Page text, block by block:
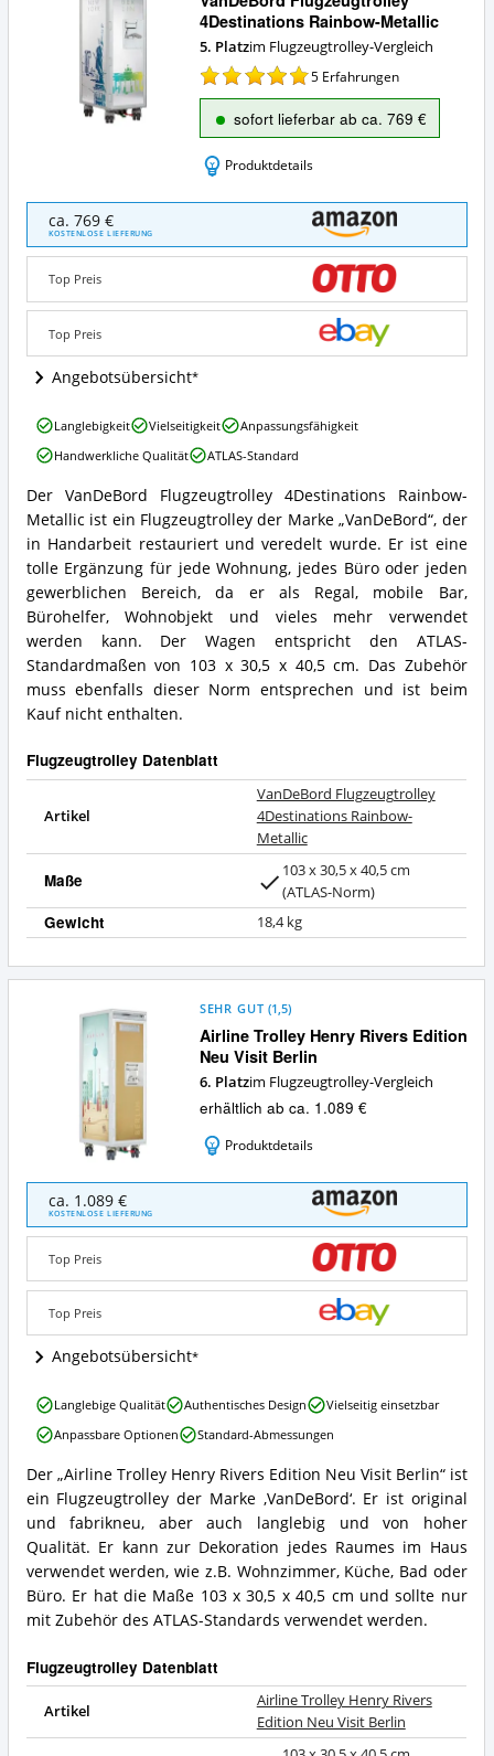
4Destinations Rainbow-Metallic
5. Platzim Flugzeugtrolley-Vergleich
5 Erfahrungen
sofort lieferbar ab ca. 769 €
Produktdetails
VanDeBord
Flugzeugtrolley
4Destinations
Rainbow-
Metallic
Angebote:
ist
Flugzeugtrolley
erhältlich?
ca. 769 €
KOSTENLOSE LIEFERUNG
Top Preis
Top Preis
Angebotsübersicht
VanDeBord
Flugzeugtrolley
4Destinations
Rainbow-
Metallic
Zusammenfassung:
Was
bietet
Flugzeugtrolley?
Der VanDeBord Flugzeugtrolley 4Destinations Rainbow-
Metallic ist ein Flugzeugtrolley der Marke „VanDeBord“, der
in Handarbeit restauriert und veredelt wurde. Er ist eine
tolle Ergänzung für jede Wohnung, jedes Büro oder jeden
gewerblichen Bereich, da er als Regal, mobile Bar,
Bürohelfer, Wohnobjekt und vieles mehr verwendet
werden kann. Der Wagen entspricht den ATLAS-
Standardmaßen von 103 x 30,5 x 40,5 cm. Das Zubehör
muss ebenfalls dieser Norm entsprechen und ist beim
Kauf nicht enthalten.
Flugzeugtrolley Datenblatt
Artikel
VanDeBord Flugzeugtrolley
4Destinations Rainbow-
Metallic
Maße
103 x 30,5 x 40,5 cm
(ATLAS-Norm)
Gewicht 18,4 kg
VanDeBord
Flugzeugtrolley
4Destinations
Metallic
Vorteile:
Was
spricht
für
Flugzeugtrolley?
Langlebigkeit Vielseitigkeit
Anpassungsfähigkeit
Handwerkliche Qualität
ATLAS-Standard
Airline Trolley Henry Rivers Edition
Neu Visit Berlin
SEHR GUT (1,5)
6. Platzim Flugzeugtrolley-Vergleich
erhältlich ab ca. 1.089 €
Produktdetails
Airline
Trolley
Henry
Rivers
Edition
Neu
Visit
Berlin
Angebote:
Wo
Flugzeugtrolley
erhältlich?
ca. 1.089 €
KOSTENLOSE LIEFERUNG
Top Preis
Top Preis
Angebotsübersicht
Airline
Trolley
Henry
Rivers
Edition
Neu
Visit
Berlin
Was
bietet
Flugzeugtrolley?
Der „Airline Trolley Henry Rivers Edition Neu Visit Berlin“ ist
ein Flugzeugtrolley der Marke ‚VanDeBord‘. Er ist original
und fabrikneu, aber auch langlebig und von hoher
Qualität. Er kann zur Dekoration jedes Raumes im Haus
verwendet werden, wie z.B. Wohnzimmer, Küche, Bad oder
Büro. Er hat die Maße 103 x 30,5 x 40,5 cm und sollte nur
mit Zubehör des ATLAS-Standards verwendet werden.
Flugzeugtrolley Datenblatt
Artikel
Airline Trolley Henry Rivers
Edition Neu Visit Berlin
Airline
Trolley
Henry
Edition
Neu
Visit
Berlin
Vorteile:
Was
spricht
für
Langlebige Qualität Authentisches Design
Vielseitig einsetzbar
Anpassbare Optionen
Standard-Abmessungen